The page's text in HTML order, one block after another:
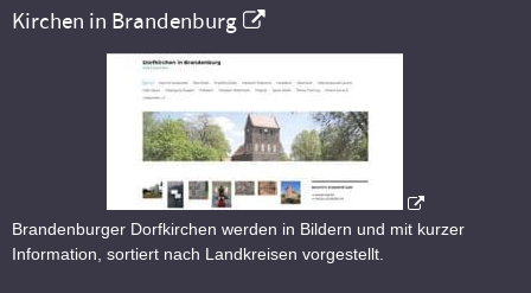
Kirchen in Brandenburg
Brandenburger Dorfkirchen werden in Bildern und mit kurzer
Information, sortiert nach Landkreisen vorgestellt.